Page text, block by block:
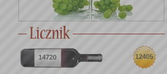
14720 12405